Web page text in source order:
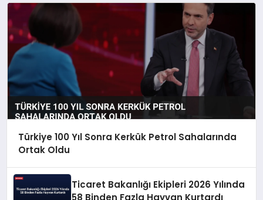
Türkiye 100 Yıl Sonra Kerkük Petrol Sahalarında
Ortak Oldu
Ticaret Bakanlığı Ekipleri 2026 Yılında